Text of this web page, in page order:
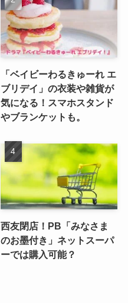
「ベイビーわるきゅーれ エ
ブリデイ」の衣装や雑貨が
気になる！スマホスタンド
やブランケットも。
西友閉店！PB「みなさま
のお墨付き」ネットスーパ
ーでは購入可能？